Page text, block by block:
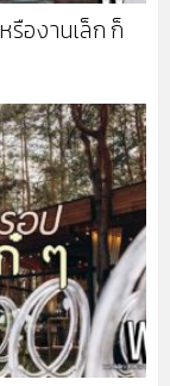
องานเล็ก ก็